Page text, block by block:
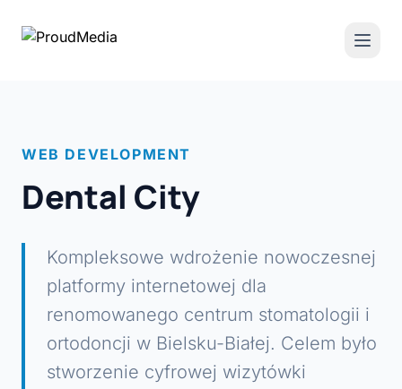
WEB DEVELOPMENT
Dental City
Kompleksowe wdrożenie nowoczesnej
platformy internetowej dla
renomowanego centrum stomatologii i
ortodoncji w Bielsku-Białej. Celem było
stworzenie cyfrowej wizytówki